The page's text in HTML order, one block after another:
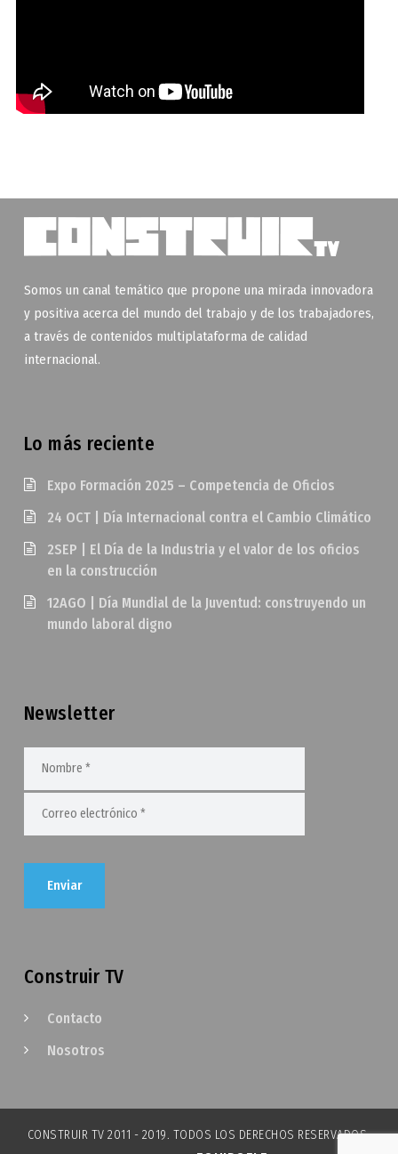
Somos un canal temático que propone una mirada innovadora
y positiva acerca del mundo del trabajo y de los trabajadores,
a través de contenidos multiplataforma de calidad
internacional.
Lo más reciente
Expo Formación 2025 – Competencia de Oficios
24 OCT | Día Internacional contra el Cambio Climático
2SEP | El Día de la Industria y el valor de los oficios
en la construcción
12AGO | Día Mundial de la Juventud: construyendo un
mundo laboral digno
Newsletter
Construir TV
Contacto
Nosotros
CONSTRUIR TV 2011 - 2019. TODOS LOS DERECHOS RESERVADOS.